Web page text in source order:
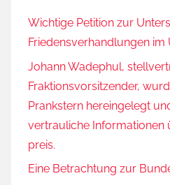
Wichtige Petition zur
Friedensverhandlungen im
Johann Wadephul,
Fraktionsvorsitzender,
Prankstern hereingelegt
vertrauliche Informationen
preis.
Eine Betrachtung zur